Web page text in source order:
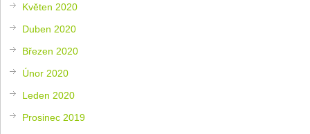
Květen 2020
Duben 2020
Březen 2020
Únor 2020
Leden 2020
Prosinec 2019